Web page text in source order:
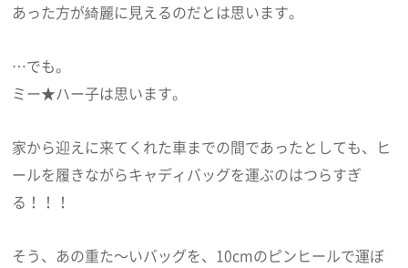
あった方が綺麗に見えるのだとは思います。
…でも。
ミー★ハー子は思います。
家から迎えに来てくれた車までの間であったとしても、ヒ
ールを履きながらキャディバッグを運ぶのはつらすぎ
る！！！
そう、あの重た～いバッグを、10cmのピンヒールで運ぼ